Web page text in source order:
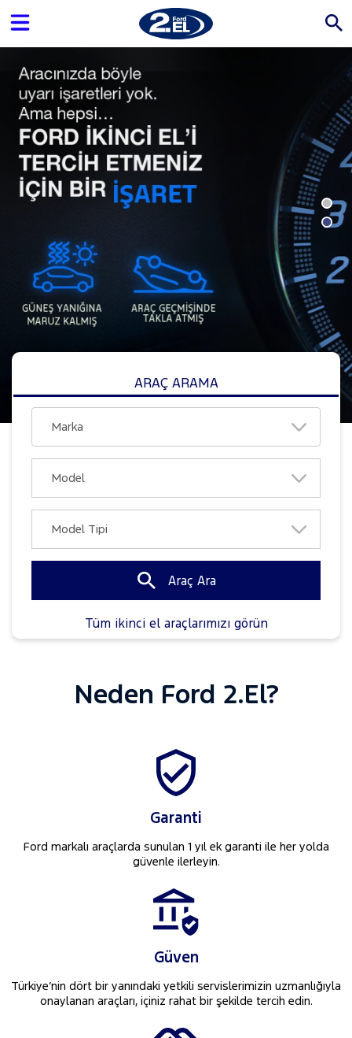
İkinci Elde Anahtar Teklif
ARAÇ ARAMA
Araç Ara
Tüm ikinci el araçlarımızı görün
Neden Ford 2.El?
Garanti
Ford markalı araçlarda sunulan 1 yıl ek garanti ile her yolda
güvenle ilerleyin.
Güven
Türkiye’nin dört bir yanındaki yetkili servislerimizin uzmanlığıyla
onaylanan araçları, içiniz rahat bir şekilde tercih edin.